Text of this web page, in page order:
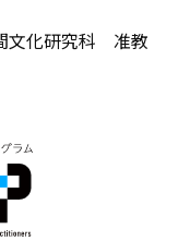
文化研究科 准教